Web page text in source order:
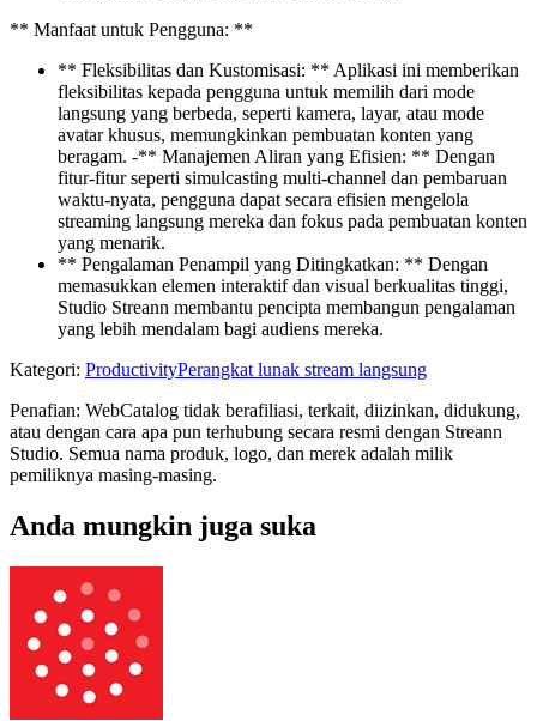
** Manfaat untuk Pengguna: **
** Fleksibilitas dan Kustomisasi: ** Aplikasi ini memberikan
fleksibilitas kepada pengguna untuk memilih dari mode
langsung yang berbeda, seperti kamera, layar, atau mode
avatar khusus, memungkinkan pembuatan konten yang
beragam. -** Manajemen Aliran yang Efisien: ** Dengan
fitur-fitur seperti simulcasting multi-channel dan pembaruan
waktu-nyata, pengguna dapat secara efisien mengelola
streaming langsung mereka dan fokus pada pembuatan konten
yang menarik.
** Pengalaman Penampil yang Ditingkatkan: ** Dengan
memasukkan elemen interaktif dan visual berkualitas tinggi,
Studio Streann membantu pencipta membangun pengalaman
yang lebih mendalam bagi audiens mereka.
Kategori: ProductivityPerangkat lunak stream langsung
Penafian: WebCatalog tidak berafiliasi, terkait, diizinkan, didukung,
atau dengan cara apa pun terhubung secara resmi dengan Streann
Studio. Semua nama produk, logo, dan merek adalah milik
pemiliknya masing-masing.
Anda mungkin juga suka